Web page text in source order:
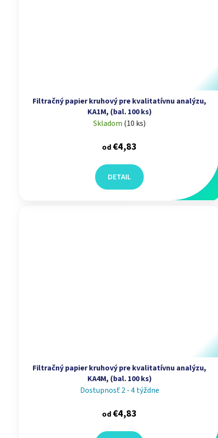
Filtračný papier kruhový pre kvalitatívnu analýzu,
KA1M, (bal. 100 ks)
Skladom (10 ks)
od€4,83
DETAIL
Filtračný papier kruhový pre kvalitatívnu analýzu,
KA4M, (bal. 100 ks)
Dostupnosť 2 - 4 týždne
od€4,83